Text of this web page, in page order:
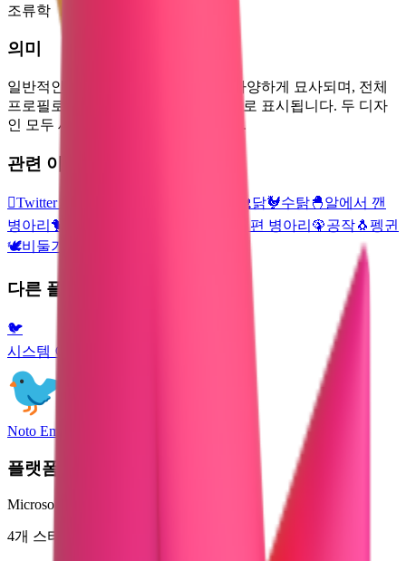
조류학
의미
일반적인 새. 파랑새 또는 홍관조로 다양하게 묘사되며, 전체
프로필로 서 있는 모습이나 새의 머리로 표시됩니다. 두 디자
인 모두 새가 왼쪽을 향하고 있습니다.
관련 이모지
Twitter Logo 🐔닭🐓수탉🐣알에서 깬
병아리 🐤 정면을 향해 날개를 편 병아리 🦚공작🐧펭귄
🕊️비둘기
다른 플랫폼
🐦
시스템 이모지
Noto Emoji
플랫폼
Microsoft 3D Fluent Emoji
4개 스타일로 제공